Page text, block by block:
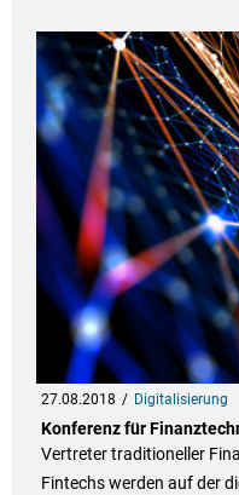
27.08.2018 Digitalisierung
Konferenz für
Vertreter traditioneller
Fintechs werden auf der